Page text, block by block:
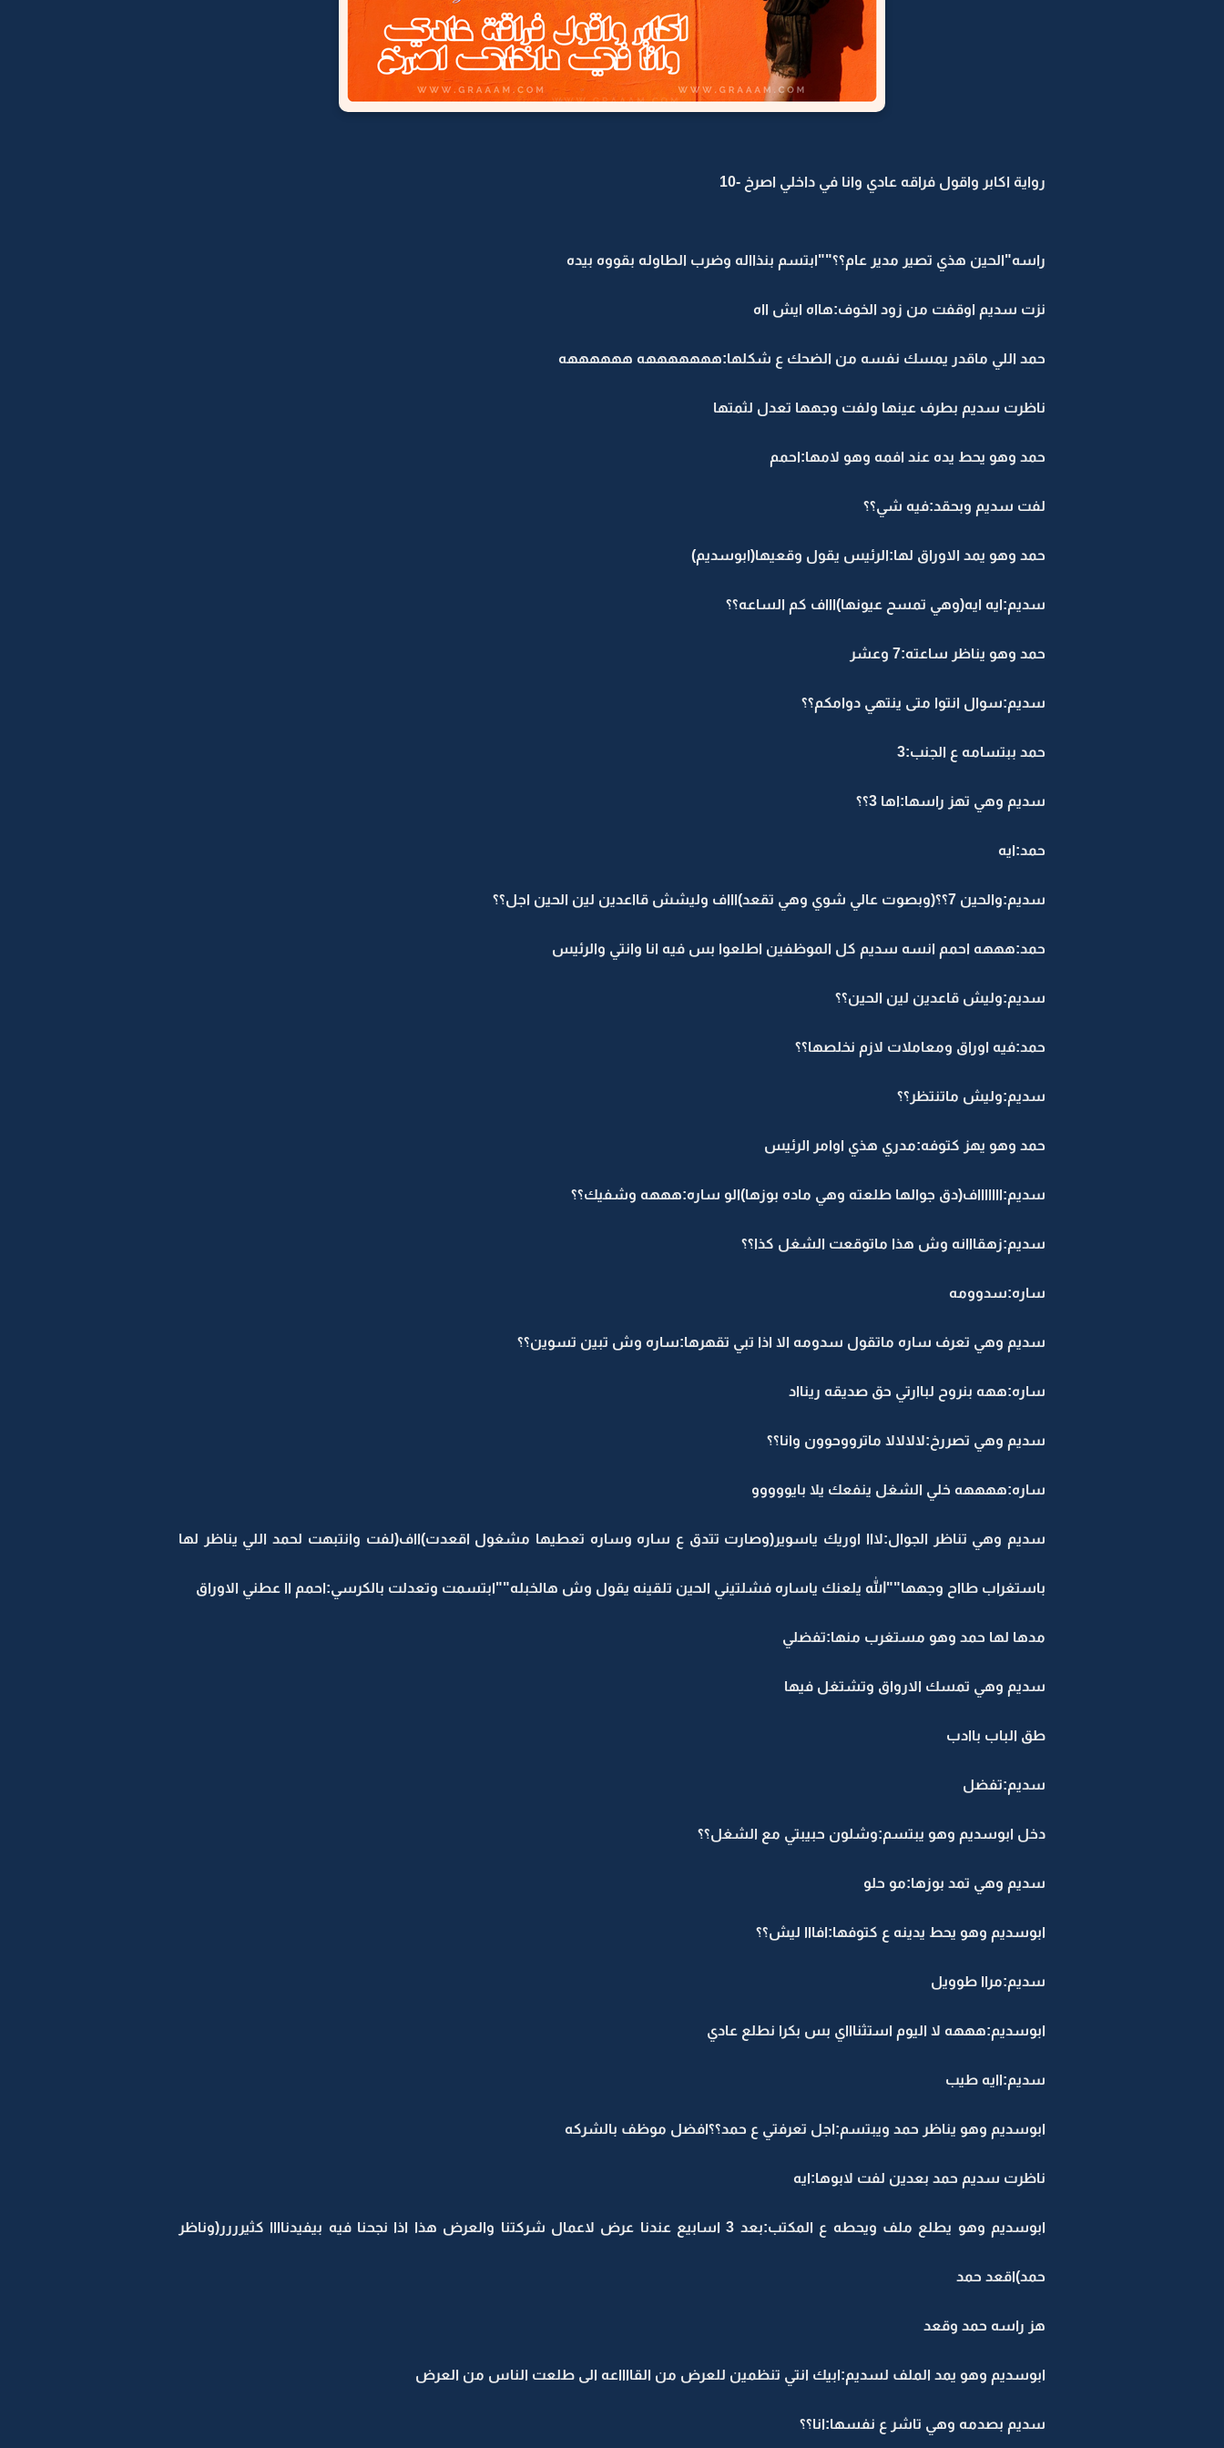
رواية اكابر واقول فراقه عادي وانا في داخلي اصرخ -10
راسه"الحين هذي تصير مدير عام؟؟""ابتسم بنذااله وضرب الطاوله بقووه بيده
نزت سديم اوقفت من زود الخوف:هااه ايش ااه
حمد اللي ماقدر يمسك نفسه من الضحك ع شكلها:هههههههه ههههههه
ناظرت سديم بطرف عينها ولفت وجهها تعدل لثمتها
حمد وهو يحط يده عند افمه وهو لامها:احمم
لفت سديم وبحقد:فيه شي؟؟
حمد وهو يمد الاوراق لها:الرئيس يقول وقعيها(ابوسديم)
سديم:ايه ايه(وهي تمسح عيونها)اااف كم الساعه؟؟
حمد وهو يناظر ساعته:7 وعشر
سديم:سوال انتوا متى ينتهي دوامكم؟؟
حمد ببتسامه ع الجنب:3
سديم وهي تهز راسها:اها 3؟؟
حمد:ايه
سديم:والحين 7؟؟(وبصوت عالي شوي وهي تقعد)اااف وليشش قااعدين لين الحين اجل؟؟
حمد:هههه احمم انسه سديم كل الموظفين اطلعوا بس فيه انا وانتي والرئيس
سديم:وليش قاعدين لين الحين؟؟
حمد:فيه اوراق ومعاملات لازم نخلصها؟؟
سديم:وليش ماتنتظر؟؟
حمد وهو يهز كتوفه:مدري هذي اوامر الرئيس
سديم:اااااااف(دق جوالها طلعته وهي ماده بوزها)الو ساره:هههه وشفيك؟؟
سديم:زهقااانه وش هذا ماتوقعت الشغل كذا؟؟
ساره:سدوومه
سديم وهي تعرف ساره ماتقول سدومه الا اذا تبي تقهرها:ساره وش تبين تسوين؟؟
ساره:ههه بنروح لباارتي حق صديقه رينااد
سديم وهي تصررخ:لالالالا ماترووحوون وانا؟؟
ساره:ههههه خلي الشغل ينفعك يلا بايووووو
سديم وهي تناظر الجوال:لااا اوريك ياسوير(وصارت تتدق ع ساره وساره تعطيها مشغول اقعدت)ااف(لفت وانتبهت لحمد اللي يناظر لها
باستغراب طااح وجهها""الله يلعنك ياساره فشلتيني الحين تلقينه يقول وش هالخبله""ابتسمت وتعدلت بالكرسي:احمم اا عطني الاوراق
مدها لها حمد وهو مستغرب منها:تفضلي
سديم وهي تمسك الارواق وتشتغل فيها
طق الباب باادب
سديم:تفضل
دخل ابوسديم وهو يبتسم:وشلون حبيبتي مع الشغل؟؟
سديم وهي تمد بوزها:مو حلو
ابوسديم وهو يحط يدينه ع كتوفها:افااا ليش؟؟
سديم:مراا طوويل
ابوسديم:هههه لا اليوم استثناااي بس بكرا نطلع عادي
سديم:اايه طيب
ابوسديم وهو يناظر حمد ويبتسم:اجل تعرفتي ع حمد؟؟افضل موظف بالشركه
ناظرت سديم حمد بعدين لفت لابوها:ايه
ابوسديم وهو يطلع ملف ويحطه ع المكتب:بعد 3 اسابيع عندنا عرض لاعمال شركتنا والعرض هذا اذا نجحنا فيه بيفيدناااا كثيرررر(وناظر
حمد)اقعد حمد
هز راسه حمد وقعد
ابوسديم وهو يمد الملف لسديم:ابيك انتي تنظمين للعرض من القااااعه الى طلعت الناس من العرض
سديم بصدمه وهي تاشر ع نفسها:انا؟؟